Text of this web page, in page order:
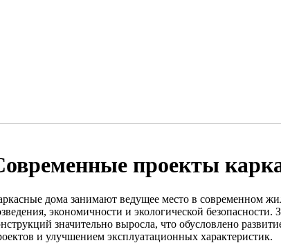
проекты
дома занимают ведущее место в современном
экономичности и экологической безопасности.
значительно выросла, что обусловлено
и улучшением эксплуатационных характеристик.